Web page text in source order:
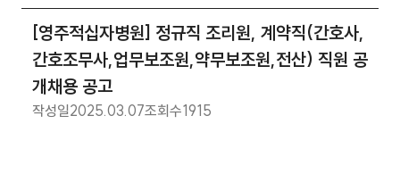
[영주적십자병원] 정규직 조리원, 계약직(간호사,
간호조무사,업무보조원,약무보조원,전산) 직원 공
개채용 공고
작성일2025.03.07조회수1915